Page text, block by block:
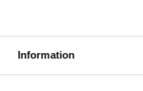
Information